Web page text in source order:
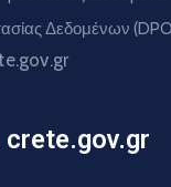
Δεδομένων
crete.gov.gr